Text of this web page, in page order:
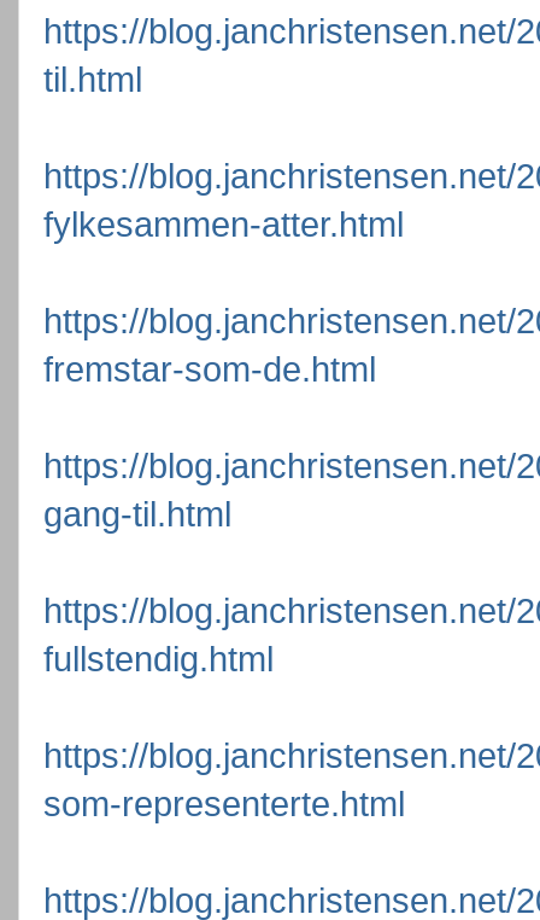
https://blog.janchristensen.net/
til.html
https://blog.janchristensen.net/
fylkesammen-atter.html
https://blog.janchristensen.net/
fremstar-som-de.html
https://blog.janchristensen.net/
gang-til.html
https://blog.janchristensen.net/
fullstendig.html
https://blog.janchristensen.net/
som-representerte.html
https://blog.janchristensen.net/